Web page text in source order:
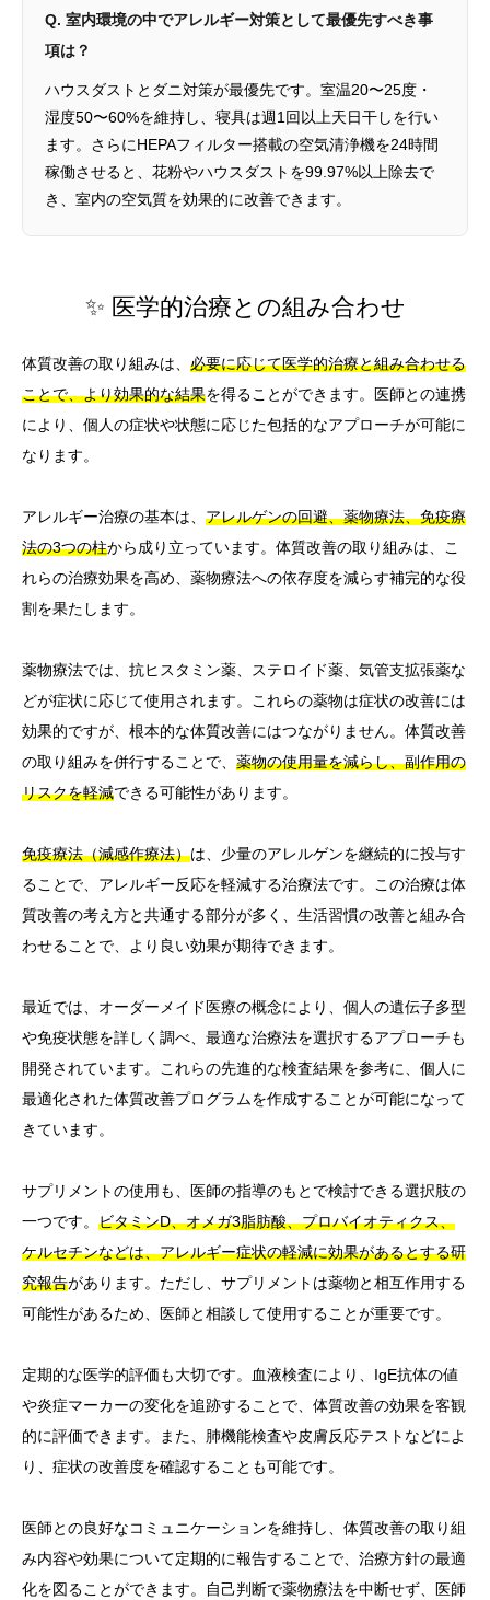
Q. 室内環境の中でアレルギー対策として最優先すべき事
項は？
ハウスダストとダニ対策が最優先です。室温20〜25度・
湿度50〜60%を維持し、寝具は週1回以上天日干しを行い
ます。さらにHEPAフィルター搭載の空気清浄機を24時間
稼働させると、花粉やハウスダストを99.97%以上除去で
き、室内の空気質を効果的に改善できます。
✨ 医学的治療との組み合わせ
体質改善の取り組みは、 必要に応じて医学的治療と組み合わせる
ことで、より効果的な結果を得ることができます。医師との連携
により、個人の症状や状態に応じた包括的なアプローチが可能に
なります。
アレルギー治療の基本は、 アレルゲンの回避、薬物療法、免疫療
法の3つの柱から成り立っています。体質改善の取り組みは、こ
れらの治療効果を高め、薬物療法への依存度を減らす補完的な役
割を果たします。
薬物療法では、抗ヒスタミン薬、ステロイド薬、気管支拡張薬な
どが症状に応じて使用されます。これらの薬物は症状の改善には
効果的ですが、根本的な体質改善にはつながりません。体質改善
の取り組みを併行することで、 薬物の使用量を減らし、副作用の
リスクを軽減できる可能性があります。
免疫療法（減感作療法）は、少量のアレルゲンを継続的に投与す
ることで、アレルギー反応を軽減する治療法です。この治療は体
質改善の考え方と共通する部分が多く、生活習慣の改善と組み合
わせることで、より良い効果が期待できます。
最近では、オーダーメイド医療の概念により、個人の遺伝子多型
や免疫状態を詳しく調べ、最適な治療法を選択するアプローチも
開発されています。これらの先進的な検査結果を参考に、個人に
最適化された体質改善プログラムを作成することが可能になって
きています。
サプリメントの使用も、医師の指導のもとで検討できる選択肢の
一つです。 ビタミンD、オメガ3脂肪酸、プロバイオティクス、
ケルセチンなどは、アレルギー症状の軽減に効果があるとする研
究報告があります。ただし、サプリメントは薬物と相互作用する
可能性があるため、医師と相談して使用することが重要です。
定期的な医学的評価も大切です。血液検査により、IgE抗体の値
や炎症マーカーの変化を追跡することで、体質改善の効果を客観
的に評価できます。また、肺機能検査や皮膚反応テストなどによ
り、症状の改善度を確認することも可能です。
医師との良好なコミュニケーションを維持し、体質改善の取り組
み内容や効果について定期的に報告することで、治療方針の最適
化を図ることができます。自己判断で薬物療法を中断せず、医師